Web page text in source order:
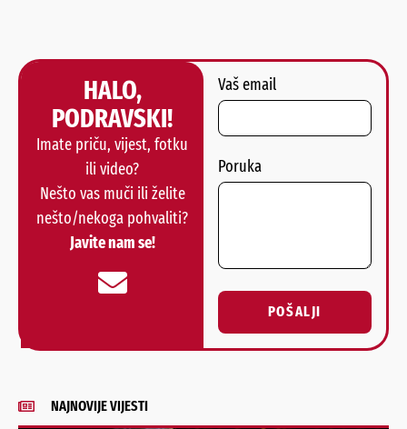
HALO,
PODRAVSKI!
Imate priču, vijest, fotku
ili video?
Nešto vas muči ili želite
nešto/nekoga pohvaliti?
Javite nam se!
Vaš email
Poruka
POŠALJI
Alternative:
NAJNOVIJE VIJESTI